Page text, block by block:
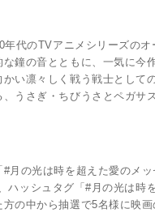
代のTVアニメシリーズの
な鐘の音とともに、一気に今
い凛々しく戦う戦士とし
うさぎ・ちびうさとペガ
#月の光は時を超えた愛のメ
ハッシュタグ「#月の光は
方の中から抽選で5名様に映